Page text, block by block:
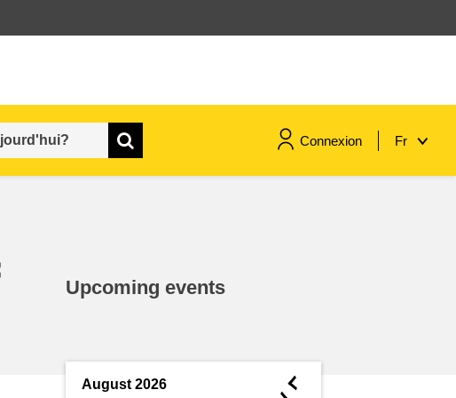
Connexion Fr
connaissances
Upcoming events
August 2026 ◄